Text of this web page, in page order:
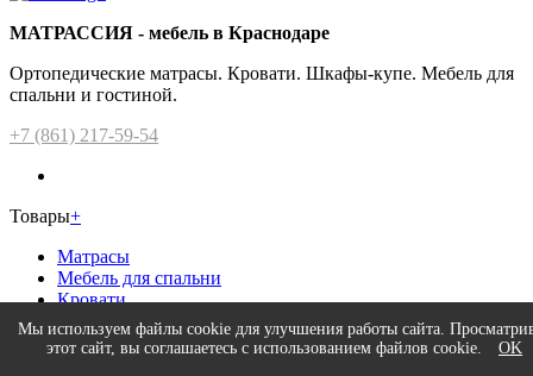
Мы используем файлы cookie для улучшения работы сайта.
этот сайт, вы соглашаетесь с использованием файлов cookie.
OK
МАТРАССИЯ - мебель в Краснодаре
Ортопедические матрасы. Кровати. Шкафы-купе. Мебель для
спальни и гостиной.
+7 (861) 217-59-54
Товары+
Матрасы
Мебель для спальни
Кровати
Детская мебель
Шкафы